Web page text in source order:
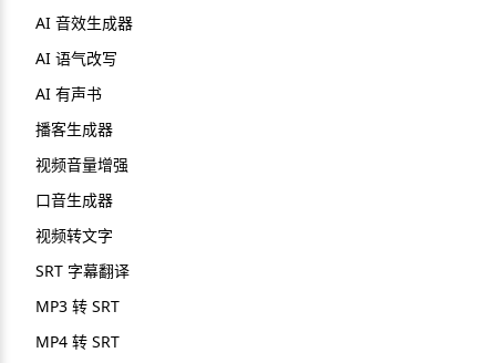
AI 音效生成器
AI 语气改写
AI 有声书
播客生成器
视频音量增强
口音生成器
视频转文字
SRT 字幕翻译
MP3 转 SRT
MP4 转 SRT